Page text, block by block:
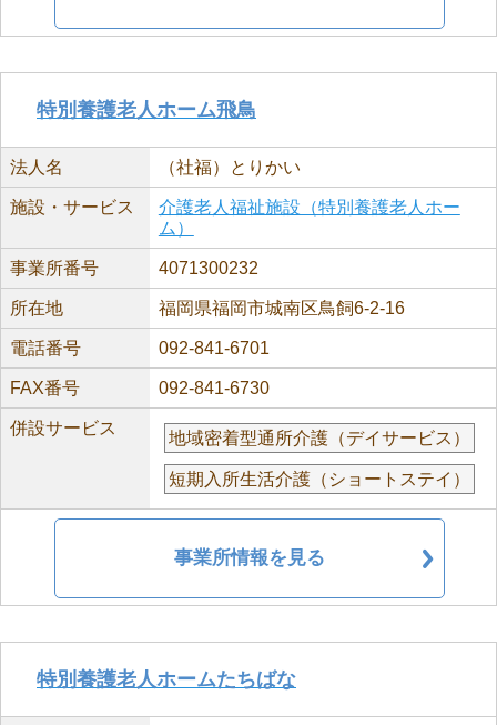
特別養護老人ホーム飛鳥
法人名 （社福）とりかい
施設・サービス
介護老人福祉施設（特別養護老人ホー
ム）
事業所番号 4071300232
所在地 福岡県福岡市城南区鳥飼6-2-16
電話番号 092-841-6701
FAX番号 092-841-6730
併設サービス
地域密着型通所介護（デイサービス）
短期入所生活介護（ショートステイ）
事業所情報を見る
特別養護老人ホームたちばな